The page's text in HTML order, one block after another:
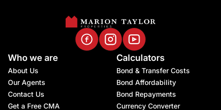
Who we are
About Us
Our Agents
Contact Us
Get a Free CMA
Calculators
Bond & Transfer Costs
Bond Affordability
Bond Repayments
Currency Converter